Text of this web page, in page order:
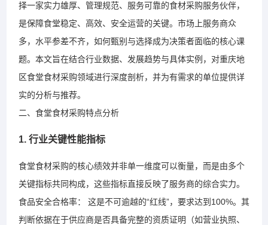
择一家实力雄厚、管理规范、服务可靠的食材采购服务伙伴，
是保障食堂稳定、高效、安全运营的关键。市场上服务商众
多，水平参差不齐，如何甄别与选择成为决策者面临的核心课
题。本文旨在结合行业数据、发展趋势与具体实例，对重庆地
区食堂食材采购领域进行深度剖析，并为有需求的单位提供详
实的分析与推荐。
二、食堂食材采购特点分析
1. 行业关键性能指标
食堂食材采购的核心绩效并非单一维度可以衡量，而是由多个
关键指标共同构成，这些指标直接反映了服务商的综合实力。
食品安全合格率： 这是不可逾越的“红线”，要求达到100%。其
判断依据在于供应商是否具备完整的资质证明（如营业执照、